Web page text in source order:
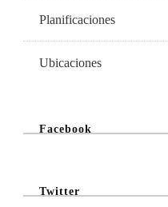
Planificaciones
Ubicaciones
Facebook
Twitter